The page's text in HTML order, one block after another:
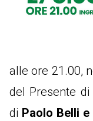
alle ore 21.00,
del Presente
di Paolo Belli